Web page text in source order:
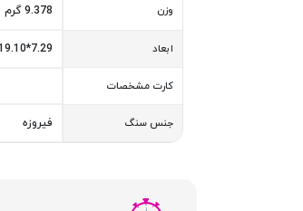
وزن 9.378 گرم
ابعاد 7.29*19.10*31.80 میلیمتر
کارت مشخصات
جنس سنگ فیروزه